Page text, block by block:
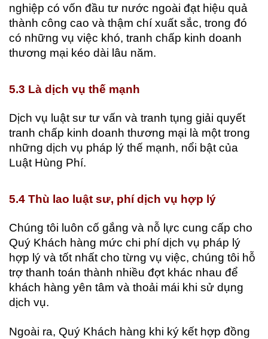
nghiệp có vốn đầu tư nước ngoài đạt hiệu quả
thành công cao và thậm chí xuất sắc, trong đó
có những vụ việc khó, tranh chấp kinh doanh
thương mại kéo dài lâu năm.
5.3 Là dịch vụ thế mạnh
Dịch vụ luật sư tư vấn và tranh tụng giải quyết
tranh chấp kinh doanh thương mại là một trong
những dịch vụ pháp lý thế mạnh, nổi bật của
Luật Hùng Phí.
5.4 Thù lao luật sư, phí dịch vụ hợp lý
Chúng tôi luôn cố gắng và nỗ lực cung cấp cho
Quý Khách hàng mức chi phí dịch vụ pháp lý
hợp lý và tốt nhất cho từng vụ việc, chúng tôi hỗ
trợ thanh toán thành nhiều đợt khác nhau để
khách hàng yên tâm và thoải mái khi sử dụng
dịch vụ.
Ngoài ra, Quý Khách hàng khi ký kết hợp đồng